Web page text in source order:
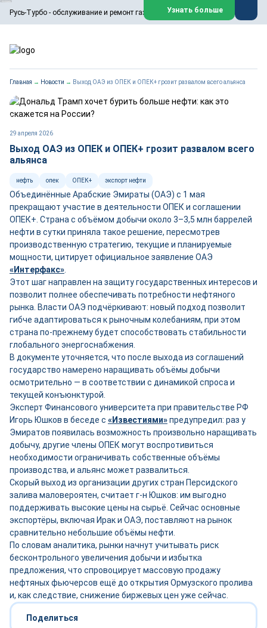
Русь-Турбо - обслуживание и ремонт газовых паровых турбин
ООО «Русь-Турбо» занимается сервисом газовых и паровых
турбин, комплексным ремонтом, восстановлением,
техническим обслуживанием оборудования ТЭС,
работают на нефтегазовых, нефтехимических,
металлургических и других предприятиях.
Реклама. ООО «Русь-Турбо», ИНН 7802588950
Перейти на сайт
Узнать больше
Главная → Новости → Выход ОАЭ из ОПЕК и ОПЕК+ грозит развалом всего альянса
29 апреля 2026
Выход ОАЭ из ОПЕК и ОПЕК+ грозит развалом всего
альянса
нефть опек ОПЕК+ экспорт нефти
Объединённые Арабские Эмираты (ОАЭ) с 1 мая
прекращают участие в деятельности ОПЕК и соглашении
ОПЕК+. Страна с объёмом добычи около 3–3,5 млн баррелей
нефти в сутки приняла такое решение, пересмотрев
производственную стратегию, текущие и планируемые
мощности, цитирует официальное заявление ОАЭ
«Интерфакс»
Этот шаг направлен на защиту государственных интересов и
позволит полнее обеспечивать потребности нефтяного
рынка. Власти ОАЭ подчёркивают: новый подход позволит
гибче адаптироваться к рыночным колебаниям, при этом
страна по-прежнему будет способствовать стабильности
глобального энергоснабжения.
В документе уточняется, что после выхода из соглашений
государство намерено наращивать объёмы добычи
осмотрительно — в соответствии с динамикой спроса и
текущей конъюнктурой.
Эксперт Финансового университета при правительстве РФ
Игорь Юшков в беседе с «Известиями»предупредил: раз у
Эмиратов появилась возможность произвольно наращивать
добычу, другие члены ОПЕК могут воспротивиться
необходимости ограничивать собственные объёмы
производства, и альянс может развалиться.
Скорый выход из организации других стран Персидского
залива маловероятен, считает г-н Юшков: им выгодно
поддерживать высокие цены на сырьё. Сейчас основные
экспортёры, включая Ирак и ОАЭ, поставляют на рынок
сравнительно небольшие объёмы нефти.
По словам аналитика, рынки начнут учитывать риск
бесконтрольного увеличения добычи и избытка
предложения, что спровоцирует массовую продажу
нефтяных фьючерсов ещё до открытия Ормузского пролива
и, как следствие, снижение биржевых цен уже сейчас.
Поделиться